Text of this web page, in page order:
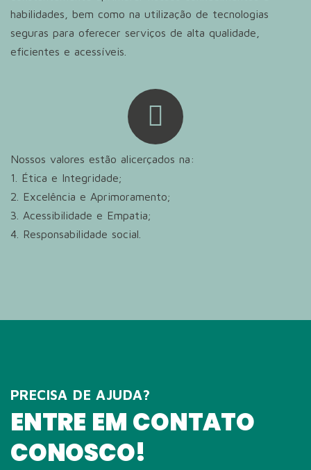
habilidades, bem como na utilização de tecnologias
seguras para oferecer serviços de alta qualidade,
eficientes e acessíveis.
Nossos valores estão alicerçados na:
1. Ética e Integridade;
2. Excelência e Aprimoramento;
3. Acessibilidade e Empatia;
4. Responsabilidade social.
PRECISA DE AJUDA?
ENTRE EM CONTATO
CONOSCO!